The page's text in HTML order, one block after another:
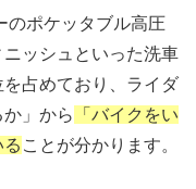
のポケッタブル高圧
ッシュといった洗車
占めており、ライダ
」から
「バイクをい
ことが分かります。